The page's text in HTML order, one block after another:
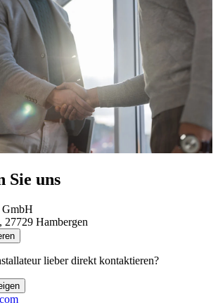
Sie uns
27729 Hambergen
lieber direkt kontaktieren?